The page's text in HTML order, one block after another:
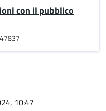
con il pubblico
10:47